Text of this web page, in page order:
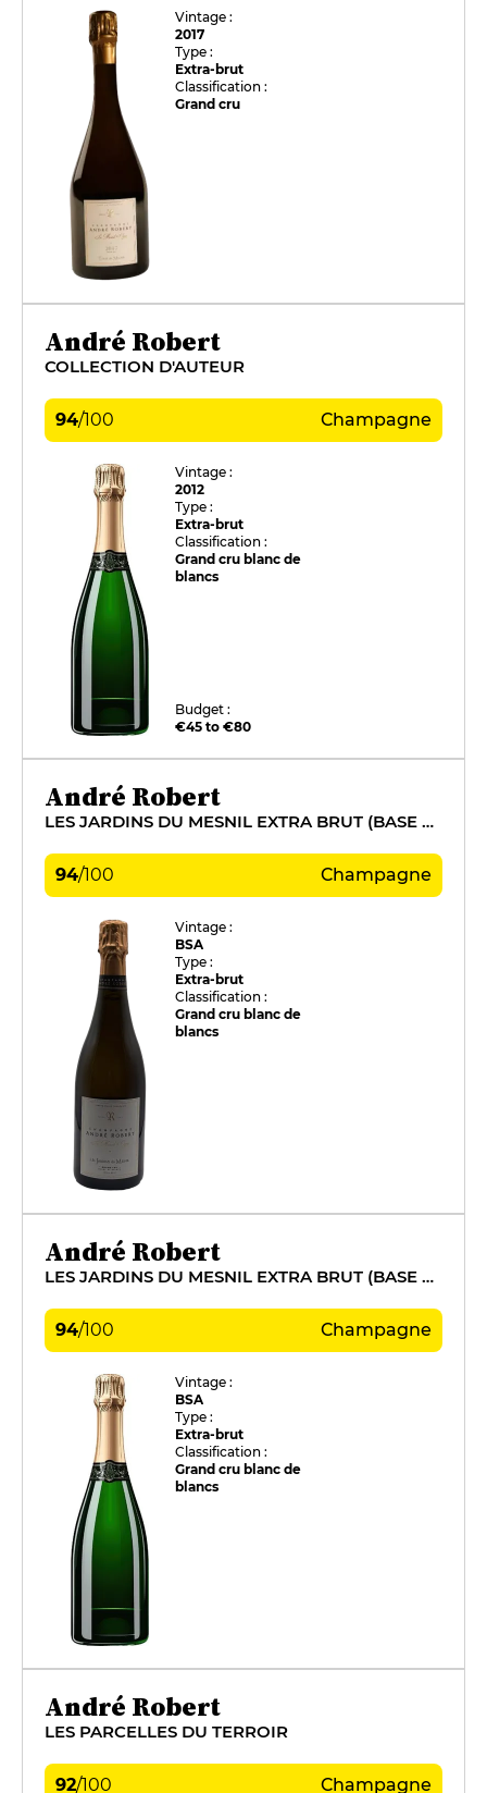
Vintage :
2017
Type :
Extra-brut
Classification :
Grand cru
André Robert
COLLECTION D'AUTEUR
94/100 Champagne
Vintage :
2012
Type :
Extra-brut
Classification :
Grand cru blanc de
blancs
Budget :
€45 to €80
André Robert
LES JARDINS DU MESNIL EXTRA BRUT (BASE 2015)
94/100 Champagne
Vintage :
BSA
Type :
Extra-brut
Classification :
Grand cru blanc de
blancs
André Robert
LES JARDINS DU MESNIL EXTRA BRUT (BASE 2016)
94/100 Champagne
Vintage :
BSA
Type :
Extra-brut
Classification :
Grand cru blanc de
blancs
André Robert
LES PARCELLES DU TERROIR
92/100 Champagne